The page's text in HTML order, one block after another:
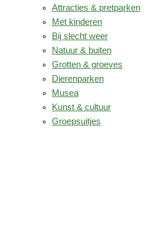
Attracties & pretparken
Met kinderen
Bij slecht weer
Natuur & buiten
Grotten & groeves
Dierenparken
Musea
Kunst & cultuur
Groepsuitjes